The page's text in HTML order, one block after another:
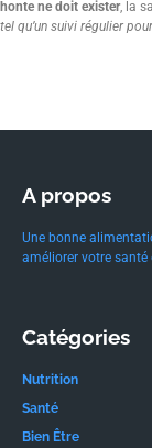
honte ne doit exister, la
tel qu’un suivi régulier
A propos
Une bonne
améliorer votre
Catégories
Nutrition
Santé
Bien Être